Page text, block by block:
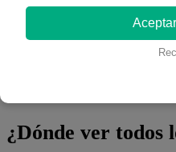
¡No te pierdas de
los talentos, obtén datos
¿Dónde ver todos